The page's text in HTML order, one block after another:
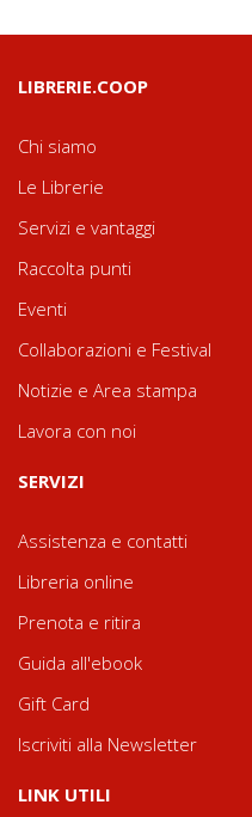
LIBRERIE.COOP
Chi siamo
Le Librerie
Servizi e vantaggi
Raccolta punti
Eventi
Collaborazioni e Festival
Notizie e Area stampa
Lavora con noi
SERVIZI
Assistenza e contatti
Libreria online
Prenota e ritira
Guida all'ebook
Gift Card
Iscriviti alla Newsletter
LINK UTILI